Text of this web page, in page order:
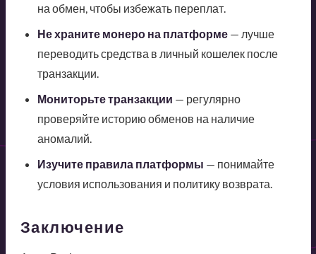
на обмен, чтобы избежать переплат.
Не храните монеро на платформе— лучше
переводить средства в личный кошелек после
транзакции.
Мониторьте транзакции — регулярно
проверяйте историю обменов на наличие
аномалий.
Изучите правила платформы — понимайте
условия использования и политику возврата.
Заключение